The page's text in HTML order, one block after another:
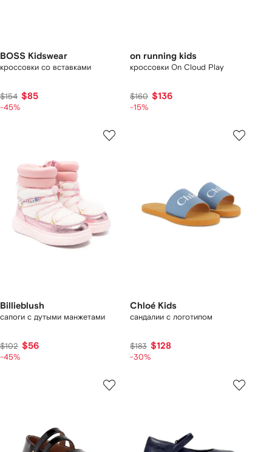
BOSS Kidswear
кроссовки со вставками
$154 $85
-45%
on running kids
кроссовки On Cloud Play
$160 $136
-15%
Billieblush
сапоги с дутыми манжетами
$102 $56
-45%
Chloé Kids
сандалии с логотипом
$183 $128
-30%